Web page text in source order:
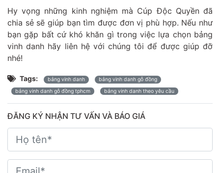
Hy vọng những kinh nghiệm mà Cúp Độc Quyền đã
chia sẻ sẽ giúp bạn tìm được đơn vị phù hợp. Nếu như
bạn gặp bất cứ khó khăn gì trong việc lựa chọn bảng
vinh danh hãy liên hệ với chúng tôi để được giúp đỡ
nhé!
Tags: bảng vinh danh
bảng vinh danh gỗ đồng
bảng vinh danh gỗ đồng tphcm
bảng vinh danh theo yêu cầu
ĐĂNG KÝ NHẬN TƯ VẤN VÀ BÁO GIÁ